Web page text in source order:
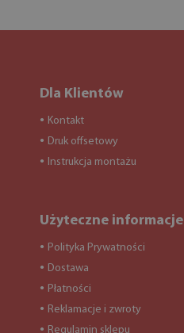
Dla Klientów
● Kontakt
● Druk offsetowy
● Instrukcja montażu
Użyteczne informacje
● Polityka Prywatności
● Dostawa
● Płatności
● Reklamacje i zwroty
● Regulamin sklepu